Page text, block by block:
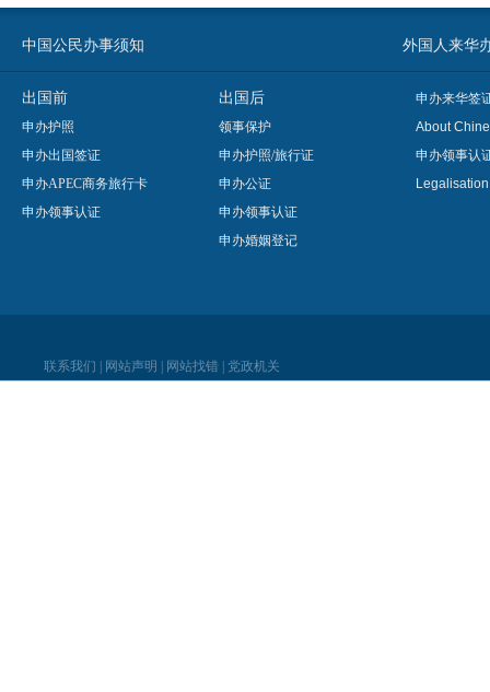
中国公民办事须知 外国人来华
出国前
申办护照
申办出国签证
申办APEC商务旅行卡
申办领事认证
出国后
领事保护
申办护照/旅行证
申办公证
申办领事认证
申办婚姻登记
申办来华签
About
申办领事认
联系我们 网站声明 网站找错 党政机关